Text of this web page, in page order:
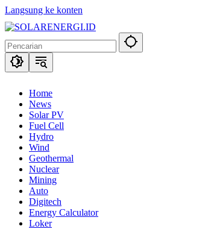
Langsung ke konten
Home
News
Solar PV
Fuel Cell
Hydro
Wind
Geothermal
Nuclear
Mining
Auto
Digitech
Energy Calculator
Loker